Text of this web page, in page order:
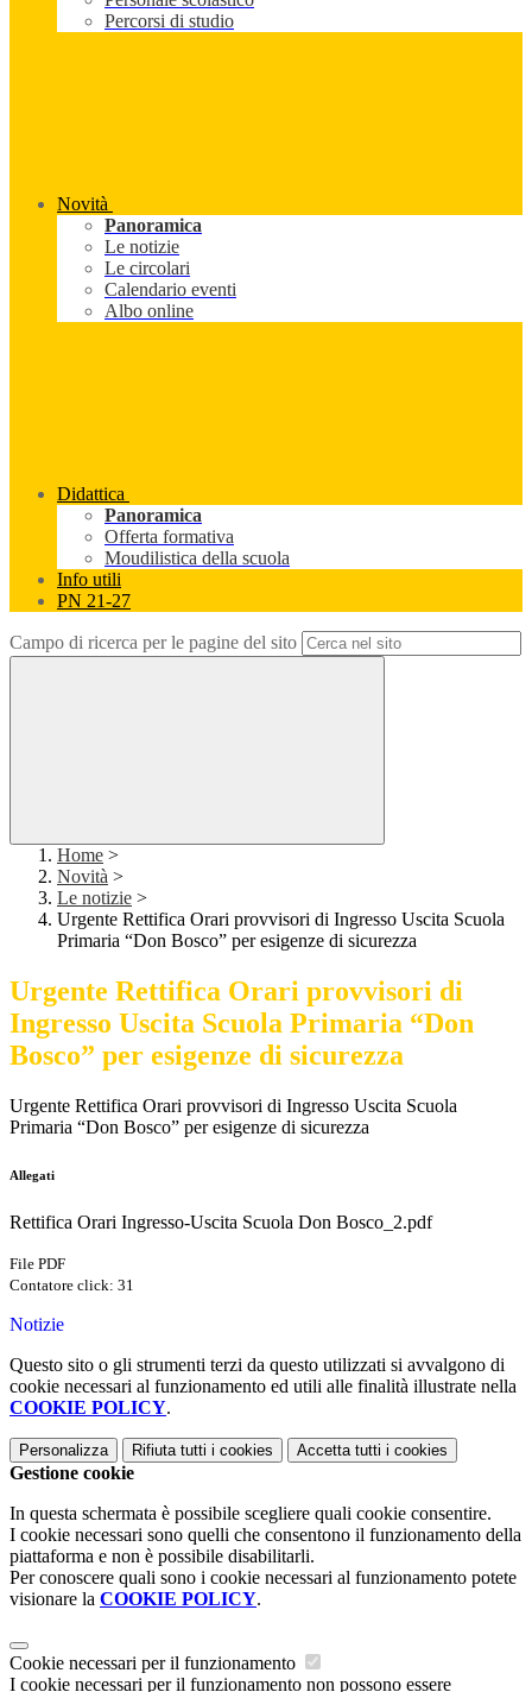
Percorsi di studio
Novità
Panoramica
Le notizie
Le circolari
Calendario eventi
Albo online
Didattica
Panoramica
Offerta formativa
Moudilistica della scuola
Info utili
PN 21-27
Campo di ricerca per le pagine del sito
Home >
Novità >
Le notizie >
Urgente Rettifica Orari provvisori di Ingresso Uscita Scuola
Primaria “Don Bosco” per esigenze di sicurezza
Urgente Rettifica Orari provvisori di
Ingresso Uscita Scuola Primaria “Don
Bosco” per esigenze di sicurezza
Urgente Rettifica Orari provvisori di Ingresso Uscita Scuola
Primaria “Don Bosco” per esigenze di sicurezza
Allegati
Rettifica Orari Ingresso-Uscita Scuola Don Bosco_2.pdf
File PDF
Contatore click: 31
Notizie
Questo sito o gli strumenti terzi da questo utilizzati si avvalgono di
cookie necessari al funzionamento ed utili alle finalità illustrate nella
COOKIE POLICY.
Personalizza Rifiuta tutti i cookies Accetta tutti i cookies
Gestione cookie
In questa schermata è possibile scegliere quali cookie consentire.
I cookie necessari sono quelli che consentono il funzionamento della
piattaforma e non è possibile disabilitarli.
Per conoscere quali sono i cookie necessari al funzionamento potete
visionare la COOKIE POLICY.
Cookie necessari per il funzionamento
I cookie necessari per il funzionamento non possono essere